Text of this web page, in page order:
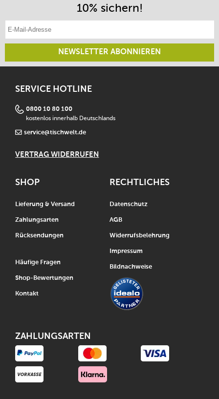
10% sichern!
E-Mail-Adresse eintragen
NEWSLETTER ABONNIEREN
SERVICE HOTLINE
0800 10 80 100
kostenlos innerhalb Deutschlands
service@tischwelt.de
VERTRAG WIDERRUFEN
SHOP
Lieferung & Versand
Zahlungsarten
Rücksendungen
Häufige Fragen
Shop-Bewertungen
Kontakt
RECHTLICHES
Datenschutz
AGB
Widerrufsbelehrung
Impressum
Bildnachweise
ZAHLUNGSARTEN